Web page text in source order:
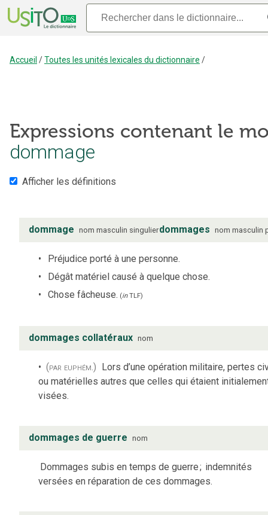
Accueil /Toutes les unités lexicales du dictionnaire /
Expressions contenant le
dommage
Afficher les définitions
dommage nom masculin singulierdommages nom masculin
Préjudice porté à une personne.
Dégât matériel causé à quelque chose.
Chose fâcheuse. (inTLF)
dommages collatéraux nom
(par euphém.) Lors d’une opération militaire, pertes
ou matérielles autres que celles qui étaient
visées.
dommages de guerre nom
Dommages subis en temps de guerre; indemnités
versées en réparation de ces dommages.